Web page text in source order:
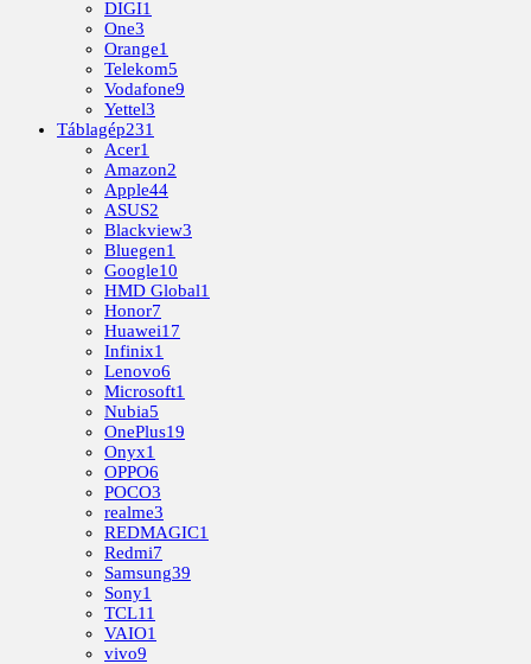
DIGI1
One3
Orange1
Telekom5
Vodafone9
Yettel3
Táblagép231
Acer1
Amazon2
Apple44
ASUS2
Blackview3
Bluegen1
Google10
HMD Global1
Honor7
Huawei17
Infinix1
Lenovo6
Microsoft1
Nubia5
OnePlus19
Onyx1
OPPO6
POCO3
realme3
REDMAGIC1
Redmi7
Samsung39
Sony1
TCL11
VAIO1
vivo9